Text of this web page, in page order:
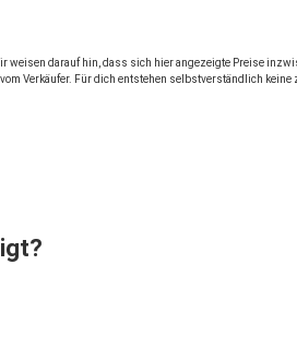
darauf hin, dass sich hier angezeigte Preise
Verkäufer. Für dich entstehen selbstverständlich keine